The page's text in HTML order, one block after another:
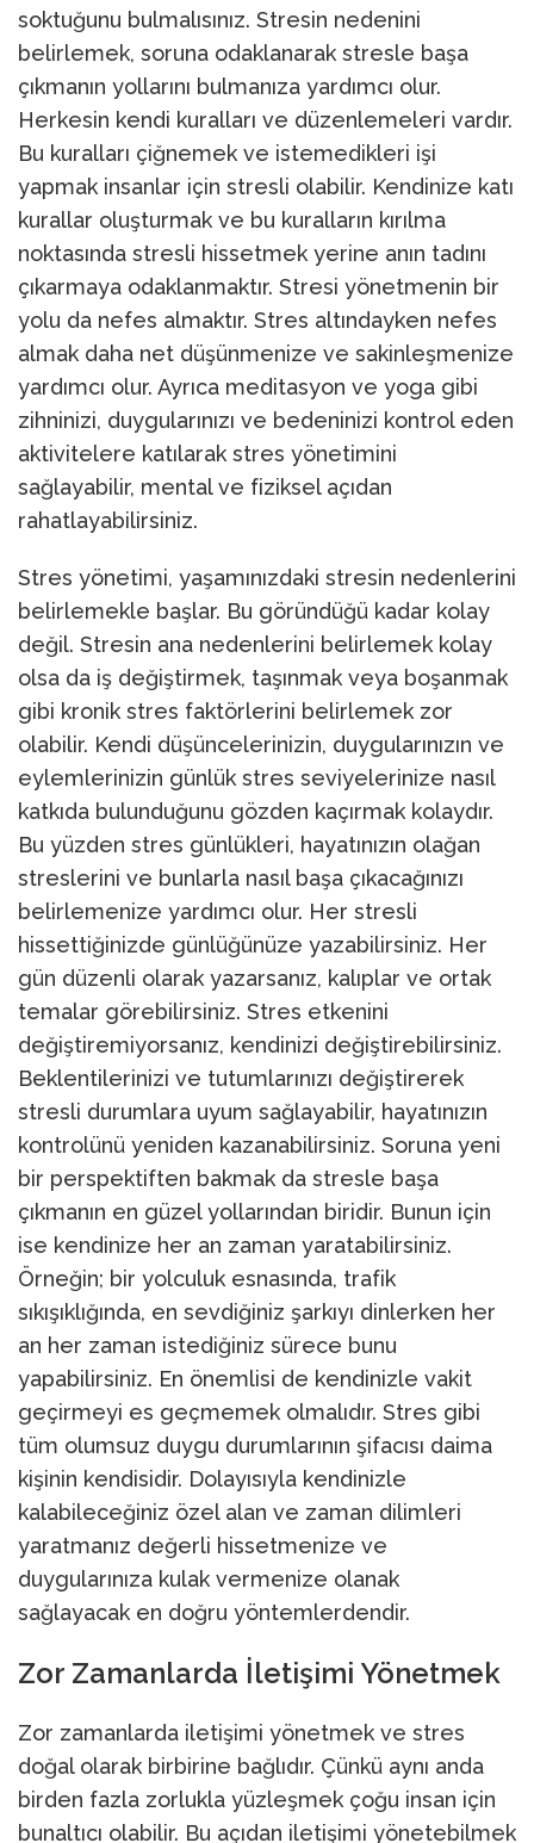
soktuğunu bulmalısınız. Stresin nedenini
belirlemek, soruna odaklanarak stresle başa
çıkmanın yollarını bulmanıza yardımcı olur.
Herkesin kendi kuralları ve düzenlemeleri vardır.
Bu kuralları çiğnemek ve istemedikleri işi
yapmak insanlar için stresli olabilir. Kendinize katı
kurallar oluşturmak ve bu kuralların kırılma
noktasında stresli hissetmek yerine anın tadını
çıkarmaya odaklanmaktır. Stresi yönetmenin bir
yolu da nefes almaktır. Stres altındayken nefes
almak daha net düşünmenize ve sakinleşmenize
yardımcı olur. Ayrıca meditasyon ve yoga gibi
zihninizi, duygularınızı ve bedeninizi kontrol eden
aktivitelere katılarak stres yönetimini
sağlayabilir, mental ve fiziksel açıdan
rahatlayabilirsiniz.
Stres yönetimi, yaşamınızdaki stresin nedenlerini
belirlemekle başlar. Bu göründüğü kadar kolay
değil. Stresin ana nedenlerini belirlemek kolay
olsa da iş değiştirmek, taşınmak veya boşanmak
gibi kronik stres faktörlerini belirlemek zor
olabilir. Kendi düşüncelerinizin, duygularınızın ve
eylemlerinizin günlük stres seviyelerinize nasıl
katkıda bulunduğunu gözden kaçırmak kolaydır.
Bu yüzden stres günlükleri, hayatınızın olağan
streslerini ve bunlarla nasıl başa çıkacağınızı
belirlemenize yardımcı olur. Her stresli
hissettiğinizde günlüğünüze yazabilirsiniz. Her
gün düzenli olarak yazarsanız, kalıplar ve ortak
temalar görebilirsiniz. Stres etkenini
değiştiremiyorsanız, kendinizi değiştirebilirsiniz.
Beklentilerinizi ve tutumlarınızı değiştirerek
stresli durumlara uyum sağlayabilir, hayatınızın
kontrolünü yeniden kazanabilirsiniz. Soruna yeni
bir perspektiften bakmak da stresle başa
çıkmanın en güzel yollarından biridir. Bunun için
ise kendinize her an zaman yaratabilirsiniz.
Örneğin; bir yolculuk esnasında, trafik
sıkışıklığında, en sevdiğiniz şarkıyı dinlerken her
an her zaman istediğiniz sürece bunu
yapabilirsiniz. En önemlisi de kendinizle vakit
geçirmeyi es geçmemek olmalıdır. Stres gibi
tüm olumsuz duygu durumlarının şifacısı daima
kişinin kendisidir. Dolayısıyla kendinizle
kalabileceğiniz özel alan ve zaman dilimleri
yaratmanız değerli hissetmenize ve
duygularınıza kulak vermenize olanak
sağlayacak en doğru yöntemlerdendir.
Zor Zamanlarda İletişimi Yönetmek
Zor zamanlarda iletişimi yönetmek ve stres
doğal olarak birbirine bağlıdır. Çünkü aynı anda
birden fazla zorlukla yüzleşmek çoğu insan için
bunaltıcı olabilir. Bu açıdan iletişimi yönetebilmek